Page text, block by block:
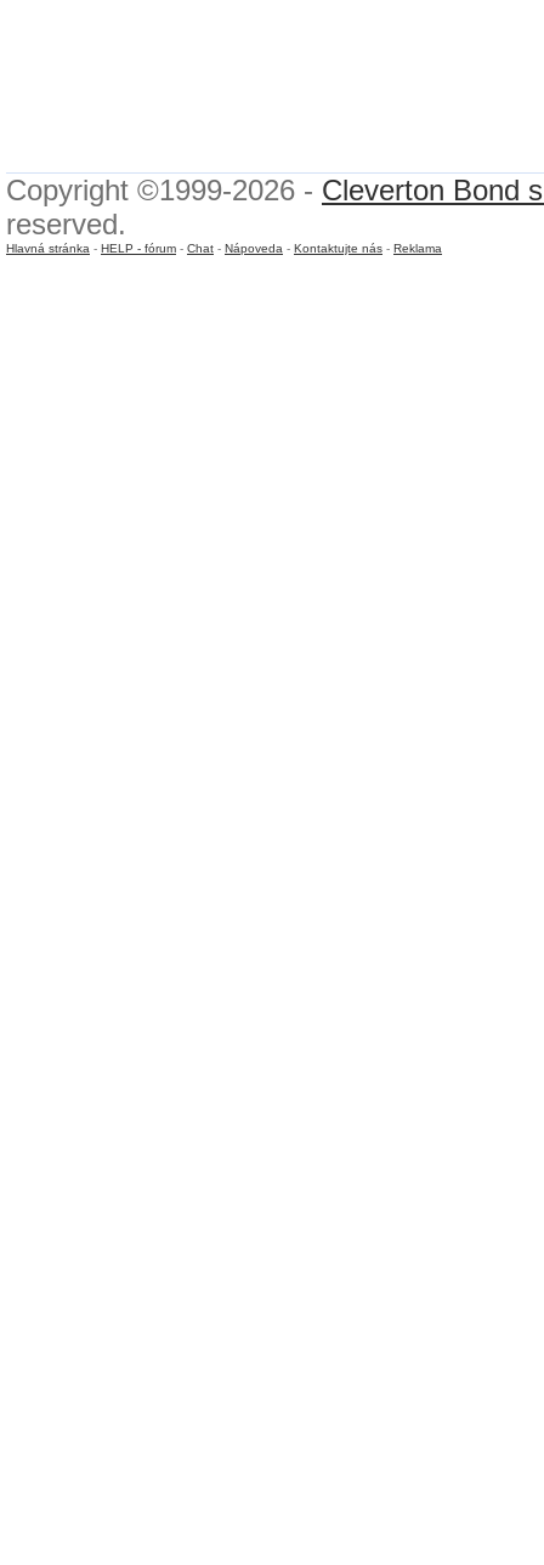
Copyright ©1999-2026 - Cleverton Bond
reserved.
Hlavná stránka - HELP - fórum - Chat - Nápoveda - Kontaktujte nás - Reklama